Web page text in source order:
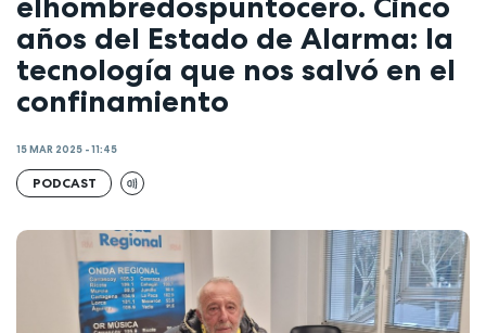
años del Estado de Alarma: la
tecnología que nos salvó en el
confinamiento
15 MAR 2025 - 11:45
PODCAST